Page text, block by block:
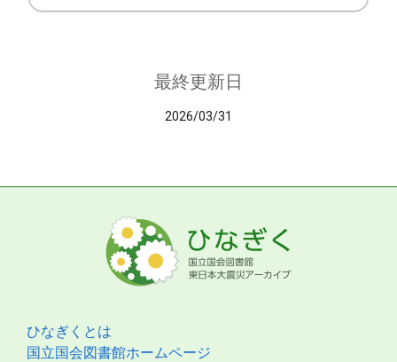
最終更新日
2026/03/31
ひなぎくとは
国立国会図書館ホームページ